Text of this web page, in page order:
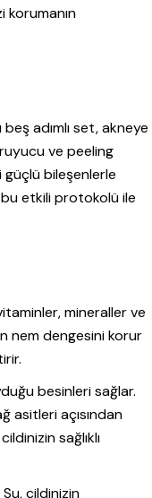
korumanın
adımlı set, akneye
ve peeling
güçlü bileşenlerle
bu etkili protokolü ile
mineraller ve
nem dengesini korur
besinleri sağlar.
asitleri açısından
sağlıklı
cildinizin